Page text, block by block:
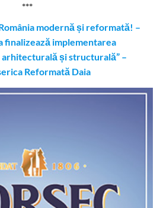
***
modernă și reformată! –
finalizează implementarea
și structurală” –
Reformată Daia